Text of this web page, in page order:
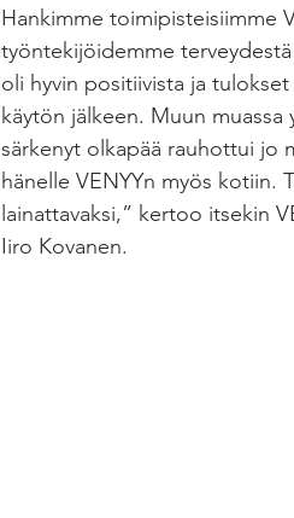
Hankimme toimipisteisiimme
työntekijöidemme
oli hyvin positiivista ja
käytön jälkeen. Muun
särkenyt olkapää rauhottui jo
hänelle VENYYn myös kotiin.
lainattavaksi,” kertoo itsekin
Iiro Kovanen.